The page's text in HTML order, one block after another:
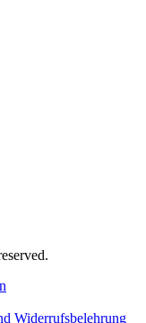
Widerrufsbelehrung